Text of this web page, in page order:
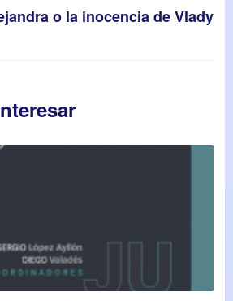
o la inocencia de Vlady